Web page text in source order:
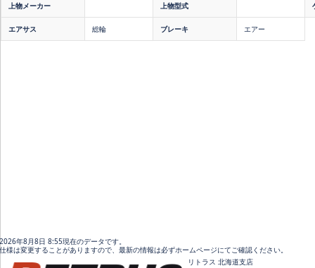
上物メーカー 上物型式
エアサス 総輪 ブレーキ エアー
2026年8月8日 8:55現在のデータです。
仕様は変更することがありますので、最新の情報は必ずホームページにてご確認ください。
リトラス 北海道支店